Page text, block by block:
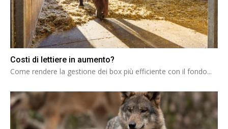
Costi di lettiere in aumento?
Come rendere la gestione dei box più efficiente con il fondo...